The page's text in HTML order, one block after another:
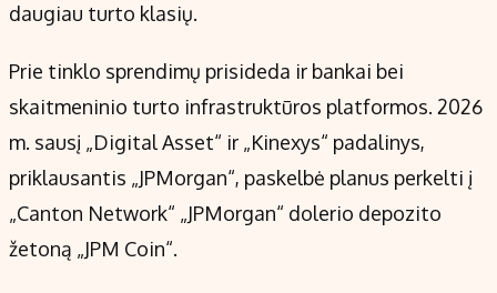
daugiau turto klasių.
Prie tinklo sprendimų prisideda ir bankai bei
skaitmeninio turto infrastruktūros platformos. 2026
m. sausį „Digital Asset“ ir „Kinexys“ padalinys,
priklausantis „JPMorgan“, paskelbė planus perkelti į
„Canton Network“ „JPMorgan“ dolerio depozito
žetoną „JPM Coin“.